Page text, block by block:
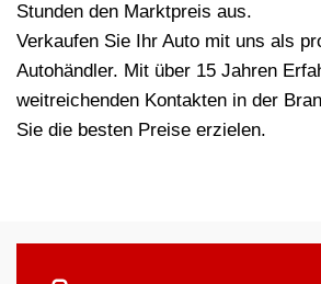
Stunden den Marktpreis aus.
Verkaufen Sie Ihr Auto mit uns als
Autohändler. Mit über 15 Jahren
weitreichenden Kontakten in der
Sie die besten Preise erzielen.